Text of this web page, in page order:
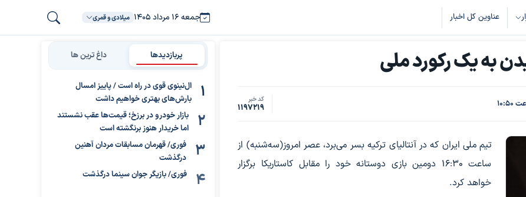
عناوین کل اخبار جمعه ۱۶ مرداد ۱۴۰۵ میلادی و قمری
به یک رکورد ملی
کد خبر
1197219
تیم ملی ایران که در آنتالیای ترکیه بسر می‌برد، عصر امروز(سه‌شنبه) از
ساعت ۱۶:۳۰ دومین بازی دوستانه خود را مقابل کاستاریکا برگزار
خواهد کرد.
پربازدیدها داغ ترین ها
ال‌نینوی قوی در راه است / پاییز امسال
بارش‌های بهتری خواهیم داشت
بازار خودرو در برزخ؛ قیمت‌ها عقب نشستند
اما خریدار هنوز برنگشته است
فوری/ قهرمان مسابقات مردان آهنین
درگذشت
فوری/ بازیگر جوان سینما درگذشت